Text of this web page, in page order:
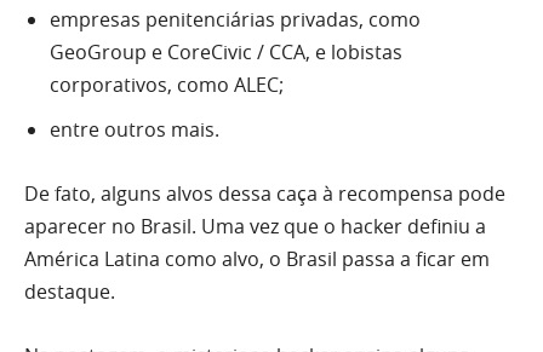
empresas penitenciárias privadas, como
GeoGroup e CoreCivic / CCA, e lobistas
corporativos, como ALEC;
entre outros mais.
De fato, alguns alvos dessa caça à recompensa pode
aparecer no Brasil. Uma vez que o hacker definiu a
América Latina como alvo, o Brasil passa a ficar em
destaque.